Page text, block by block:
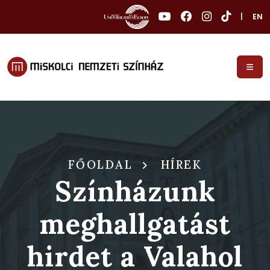
EN
FŐOLDAL HÍREK
Színházunk
meghallgatást
hirdet a Valahol